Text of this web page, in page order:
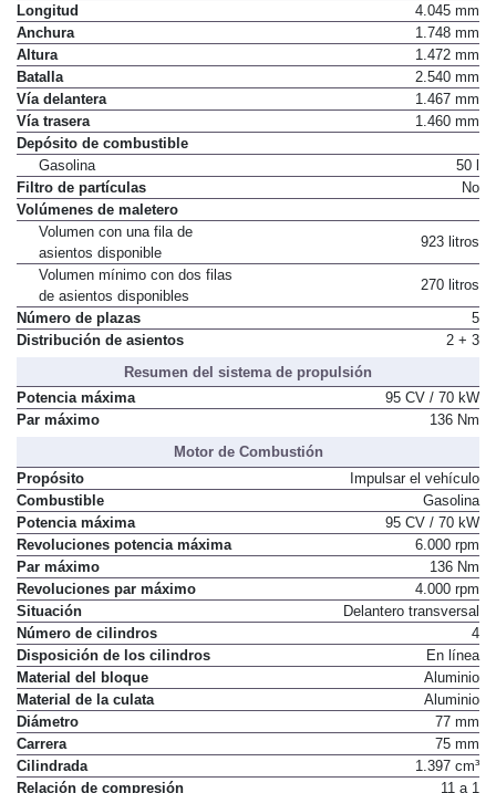
Longitud
4.045 mm
Anchura
1.748 mm
Altura
1.472 mm
Batalla
2.540 mm
Vía delantera
1.467 mm
Vía trasera
1.460 mm
Depósito de combustible
Gasolina
50 l
Filtro de partículas
No
Volúmenes de maletero
Volumen con una fila de
asientos disponible
923 litros
Volumen mínimo con dos filas
de asientos disponibles
270 litros
Número de plazas
5
Distribución de asientos
2 + 3
Resumen del sistema de propulsión
Potencia máxima
95 CV / 70 kW
Par máximo
136 Nm
Motor de Combustión
Propósito
Impulsar el vehículo
Combustible
Gasolina
Potencia máxima
95 CV / 70 kW
Revoluciones potencia máxima
6.000 rpm
Par máximo
136 Nm
Revoluciones par máximo
4.000 rpm
Situación
Delantero transversal
Número de cilindros
4
Disposición de los cilindros
En línea
Material del bloque
Aluminio
Material de la culata
Aluminio
Diámetro
77 mm
Carrera
75 mm
Cilindrada
1.397 cm³
Relación de compresión
11 a 1